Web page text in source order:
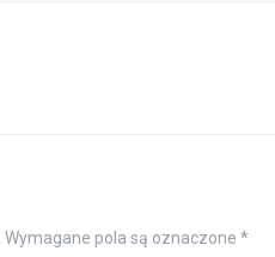
Wymagane pola są oznaczone *